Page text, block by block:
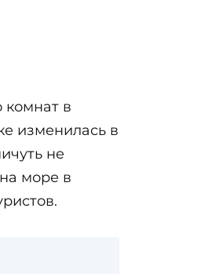
в
изменилась в
не
море в